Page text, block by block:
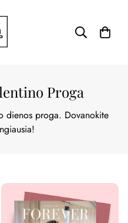
Proga
dienos proga. Dovanokite